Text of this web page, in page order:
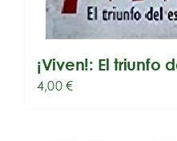
¡Viven!: El triunfo
4,00€